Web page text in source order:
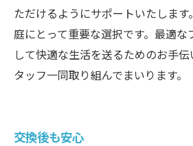
ただけるようにサポートいたしま
庭にとって重要な選択です。最適
して快適な生活を送るためのお手
タッフ一同取り組んでまいります。
交換後も安心